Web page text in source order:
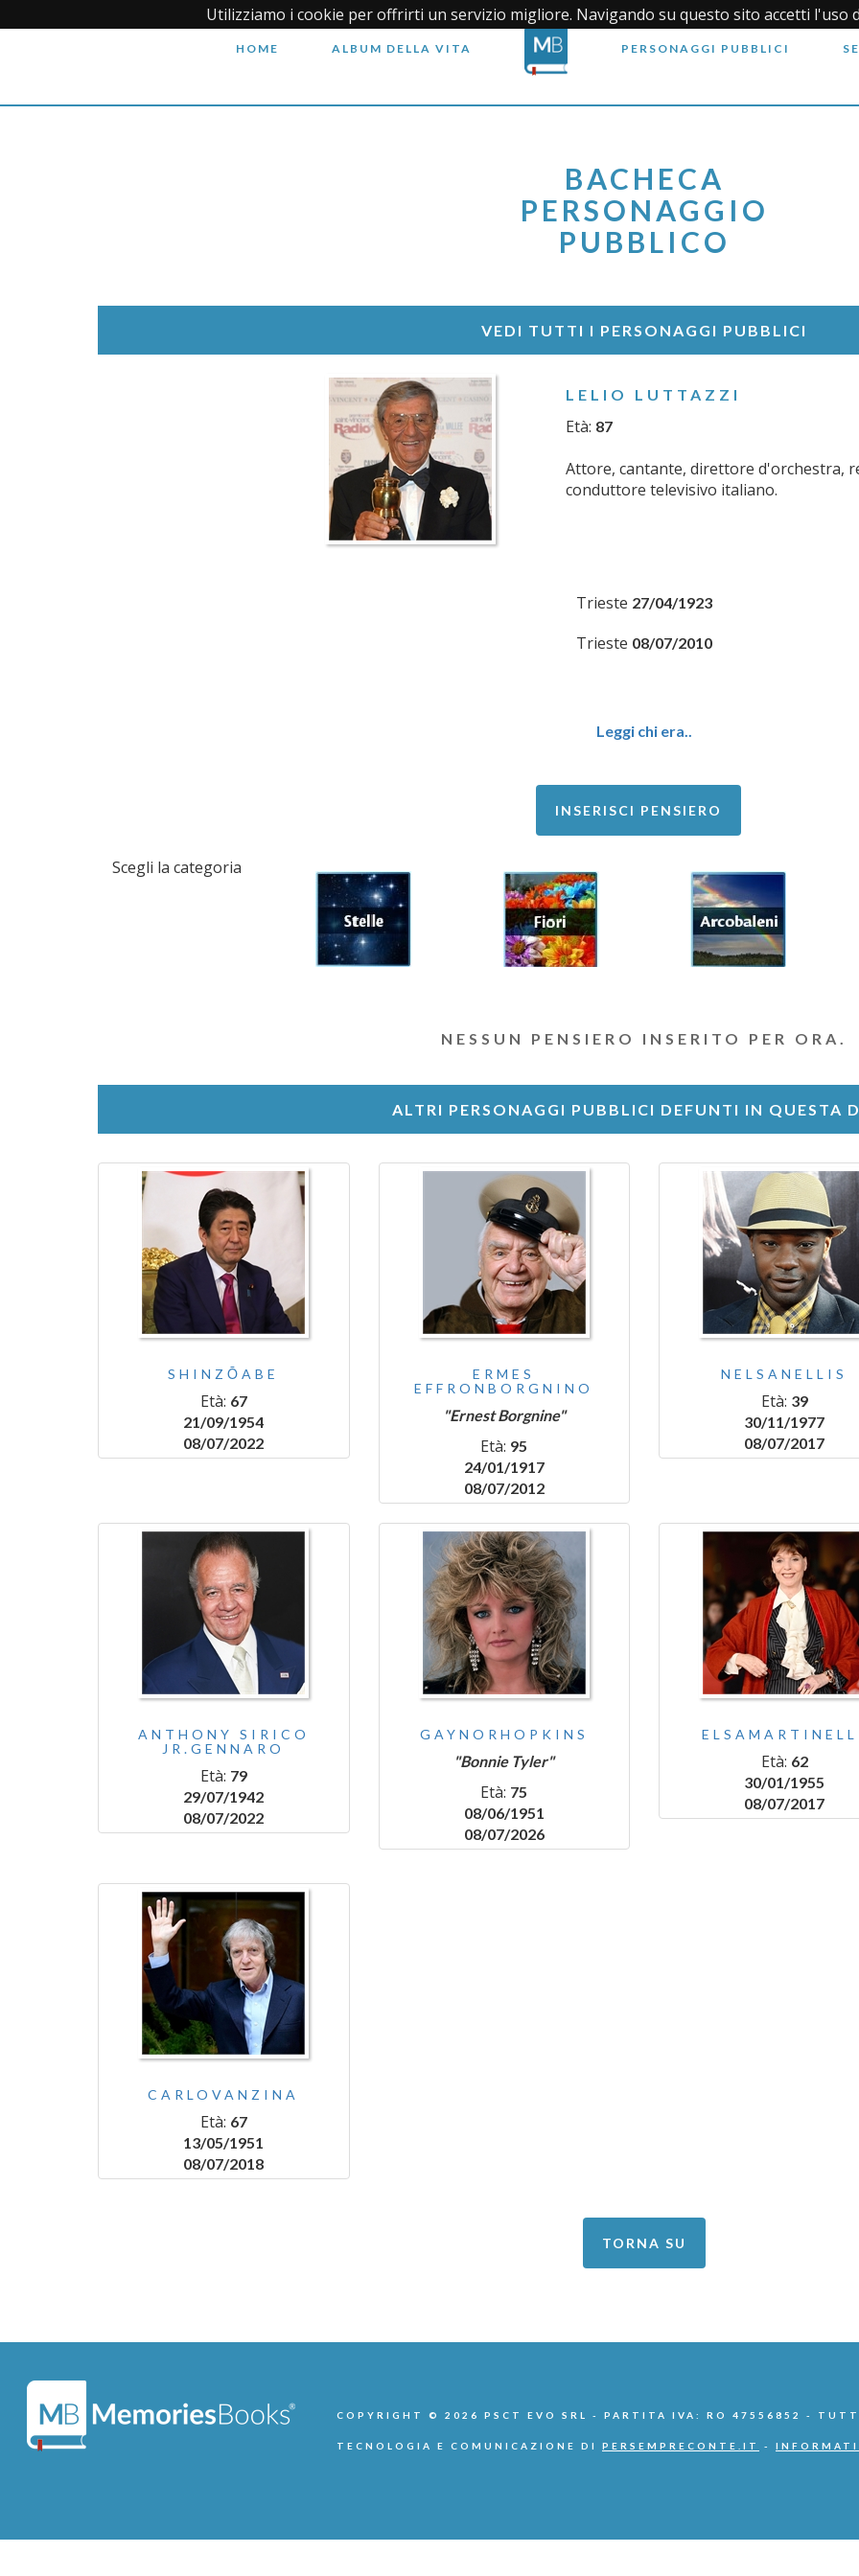
Utilizziamo i cookie per offrirti un servizio migliore. Navigando su questo sito accetti l'uso
HOME ALBUM DELLA VITA PERSONAGGI PUBBLICI
BACHECA
PERSONAGGIO
PUBBLICO
VEDI TUTTI I PERSONAGGI PUBBLICI
LELIO LUTTAZZI
Età: 87
Attore, cantante, direttore d'orchestra,
conduttore televisivo italiano.
Trieste 27/04/1923
Trieste 08/07/2010
Leggi chi era..
INSERISCI PENSIERO
Scegli la categoria
NESSUN PENSIERO INSERITO PER ORA.
ALTRI PERSONAGGI PUBBLICI DEFUNTI IN QUESTA
SHINZŌABE
Età: 67
21/09/1954
08/07/2022
ERMES
EFFRONBORGNINO
"Ernest Borgnine"
Età: 95
24/01/1917
08/07/2012
NELSANELLIS
Età: 39
30/11/1977
08/07/2017
ANTHONY SIRICO
JR.GENNARO
Età: 79
29/07/1942
08/07/2022
GAYNORHOPKINS
"Bonnie Tyler"
Età: 75
08/06/1951
08/07/2026
Età: 62
30/01/1955
08/07/2017
CARLOVANZINA
Età: 67
13/05/1951
08/07/2018
TORNA SU
COPYRIGHT © 2026 PSCT EVO SRL - PARTITA IVA: RO 47556852 -
TECNOLOGIA E COMUNICAZIONE DI PERSEMPRECONTE.IT -